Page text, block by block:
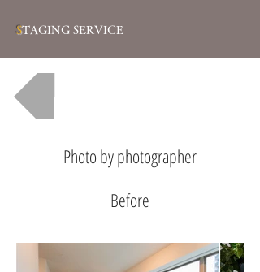
STAGING SERVICE
Photo by photographer
Before